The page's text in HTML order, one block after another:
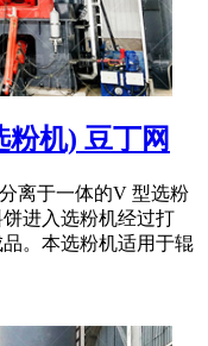
机) 豆丁网
离于一体的V 型选粉
进入选粉机经过打
。本选粉机适用于辊